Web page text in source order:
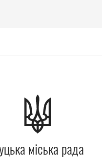
міська рада